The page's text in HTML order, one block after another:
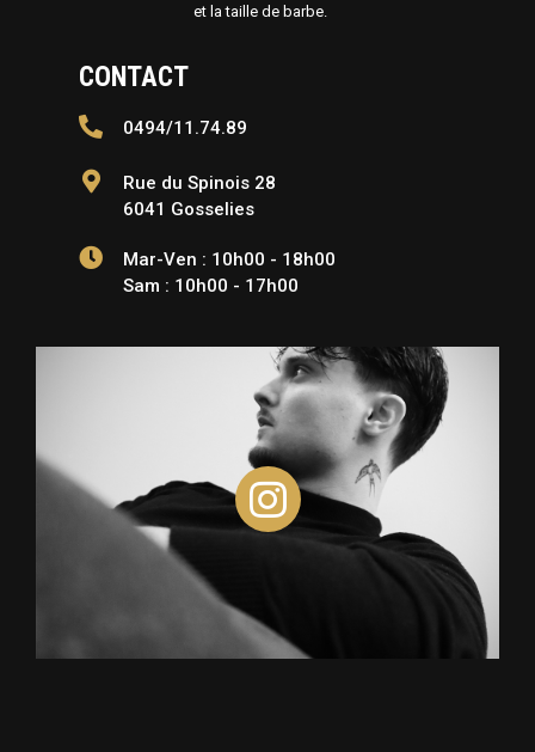
et la taille de barbe.
CONTACT
0494/11.74.89
Rue du Spinois 28
6041 Gosselies
Mar-Ven : 10h00 - 18h00
Sam : 10h00 - 17h00